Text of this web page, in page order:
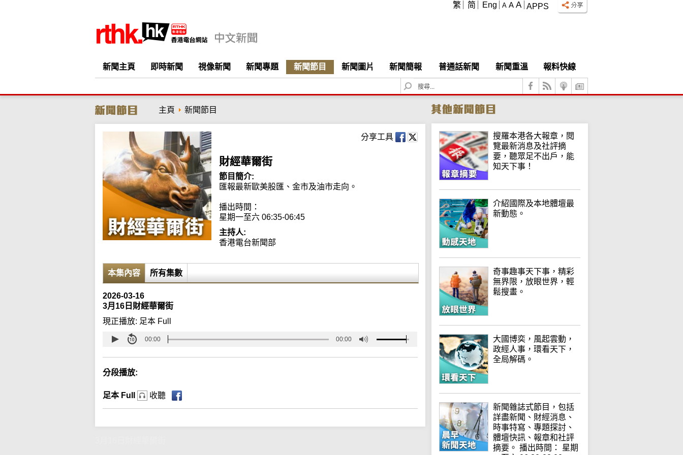
APPS
A A A
繁 简 Eng
新聞主頁 即時新聞 視像新聞 新聞專題 新聞節目 新聞圖片 新聞簡報 普通話新聞 新聞重溫
報料快線
S
e
c
h
主頁 新聞節目
分享工具
財經華爾街
節目簡介:
匯報最新歐美股匯、金市及油市走向。
播出時間：
星期一至六 06:35-06:45
主持人:
香港電台新聞部
本集內容 所有集數
2026-03-16
3月16日財經華爾街
現正播放: 足本 Full
00:00 00:00
分段播放:
足本 Full 收聽
搜羅本港各大報章，閱
覽最新消息及社評摘
要，聽眾足不出戶，能
知天下事！
介紹國際及本地體壇最
新動態。
奇事趣事天下事，精彩
無界限，放眼世界，輕
鬆搜畫。
大國博奕，風起雲動，
政經人事，環看天下，
全局解碼。
新聞雜誌式節目，包括
詳盡新聞、財經消息、
時事特寫、專題探討、
體壇快訊、報章和社評
摘要。 播出時間： 星期